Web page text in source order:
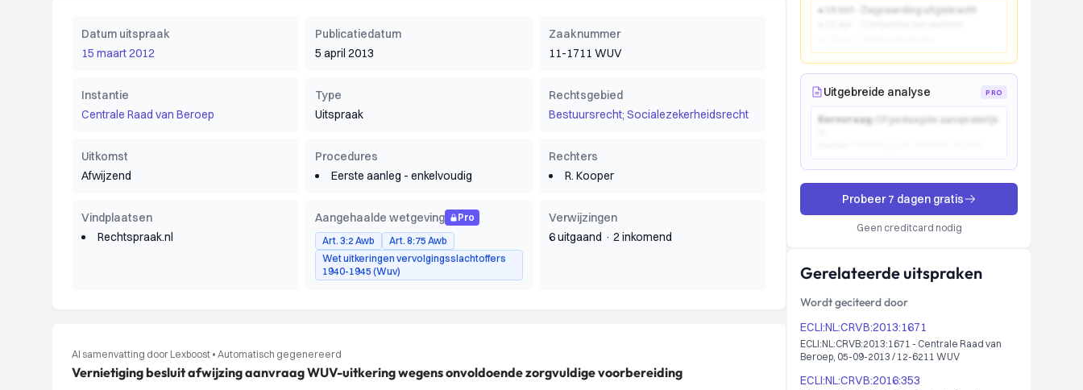
Datum uitspraak
15 maart 2012
Publicatiedatum
5 april 2013
Zaaknummer
11-1711 WUV
Instantie
Centrale Raad van Beroep
Type
Uitspraak
Rechtsgebied
Bestuursrecht; Socialezekerheidsrecht
Uitkomst
Afwijzend
Procedures
Eerste aanleg - enkelvoudig
Rechters
R. Kooper
Vindplaatsen
Rechtspraak.nl
Aangehaalde wetgeving
Pro
Art. 3:2 Awb
Art. 8:75 Awb
Wet uitkeringen vervolgingsslachtoffers
1940-1945 (Wuv)
Verwijzingen
6 uitgaand · 2 inkomend
AI samenvatting door Lexboost • Automatisch gegenereerd
Vernietiging besluit afwijzing aanvraag WUV-uitkering wegens onvoldoende zorgvuldige voorbereiding
● 15 mrt - Dagvaarding uitgebracht
Uitgebreide analyse PRO
Kernvraag:
Of gedaagde aansprakelijk
Probeer 7 dagen gratis
Geen creditcard nodig
Gerelateerde uitspraken
Wordt geciteerd door
ECLI:NL:CRVB:2013:1671
ECLI:NL:CRVB:2013:1671 - Centrale Raad van
Beroep, 05-09-2013 / 12-6211 WUV
ECLI:NL:CRVB:2016:353